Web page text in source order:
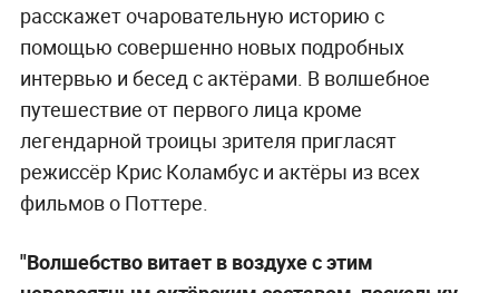
расскажет очаровательную историю с
помощью совершенно новых подробных
интервью и бесед с актёрами. В волшебное
путешествие от первого лица кроме
легендарной троицы зрителя пригласят
режиссёр Крис Коламбус и актёры из всех
фильмов о Поттере.
"Волшебство витает в воздухе с этим